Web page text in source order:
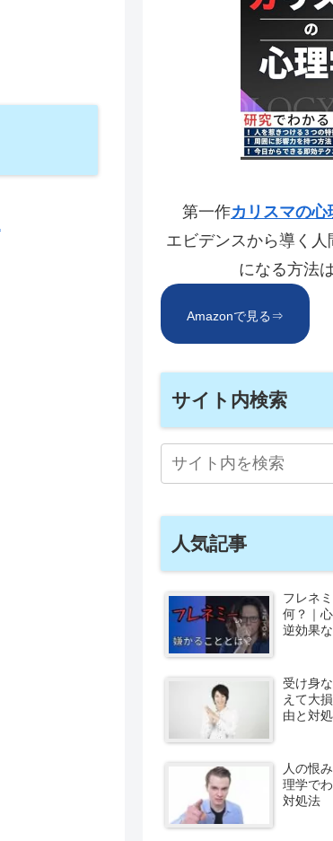
第一作カリスマの心
エビデンスから導く人
になる方法
Amazonで見る⇒
サイト内検索
人気記事
フレネ
何？｜
逆効果
受け身
えて大
由と対
人の恨
理学で
対処法